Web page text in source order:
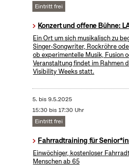
Eintritt frei
Konzert und offene Bühne:
Ein Ort um sich musikalisch zu
Singer-Songwriter, Rockröhre
ob experimentelle Musik, Fusion
Veranstaltung findet im Rahmen
Visibility Weeks statt.
5. bis9.5.2025
15:30 bis 17:30 Uhr
Eintritt frei
Fahrradtraining für
Einwöchiger, kostenloser
Menschen ab 65